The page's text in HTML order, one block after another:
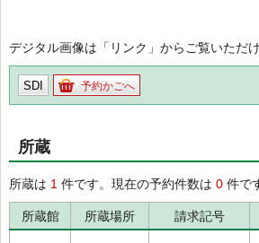
デジタル画像は「リンク」からご覧いただけ
SDI 予約かごへ
所蔵
所蔵は 1 件です。現在の予約件数は 0 件で
所蔵館 所蔵場所 請求記号